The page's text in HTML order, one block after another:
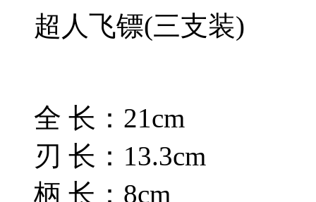
超人飞镖(三支装)
全 长：21cm
刃 长：13.3cm
柄 长：8cm